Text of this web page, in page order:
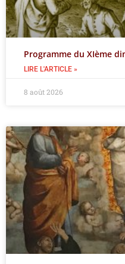
Programme du XIème
LIRE L'ARTICLE »
8 août 2026